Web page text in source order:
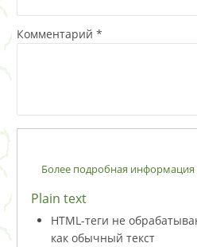
Комментарий *
Более подробная информация
Plain text
HTML-теги не
как обычный текст